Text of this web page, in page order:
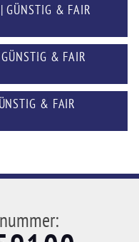
GÜNSTIG & FAIR
& FAIR
& FAIR